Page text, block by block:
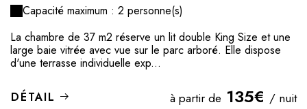
Capacité maximum : 2 personne(s)
La chambre de 37 m2 réserve un lit double King Size et une
large baie vitrée avec vue sur le parc arboré. Elle dispose
d'une terrasse individuelle exp...
DÉTAIL à partir de 135€ / nuit